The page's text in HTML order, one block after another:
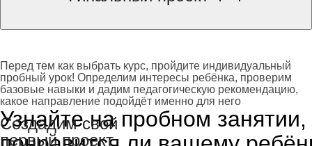
Перед тем как выбрать курс, пройдите индивидуальный
пробный урок! Определим интересы ребёнка, проверим
базовые навыки и дадим педагогическую рекомендацию,
какое направление подойдёт именно для него
Узнайте на пробном занятии,
Создадим свой
первый проект